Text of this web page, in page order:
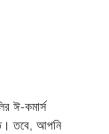
ঈ-কমার্স
তবে, আপনি